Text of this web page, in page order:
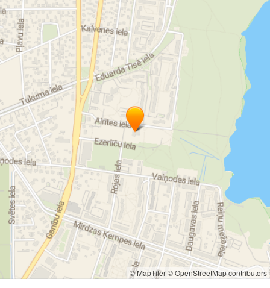
© MapTiler© OpenStreetMap contributors